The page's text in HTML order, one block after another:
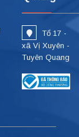
Tổ 17 -
xã Vị Xuyên -
Tuyên Quang